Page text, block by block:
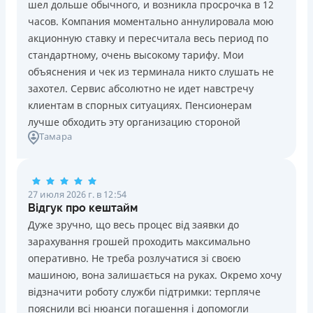
Погашение
В кассах и терминалах отделений
Оплата на расчетный счёт
Онлайн (через сайт или интернет-банкинг)
Через терминалы самообслуживания
Лицензия НБУ
Лицензия НБУ №10
Вся информация о кредите
ПОЛУЧИТЬ ЗАЙМ
Возраст
18 - 70 лет
Преимущества
Сниженная процентная ставка 0,01% в день для
новых клиентов на период от 3 до 30 дней (после
этого стандартная ставка 1%)
Запрашиваются только данные паспорта, ИНН, номер
банковской карты и телефона
проблемной кредитной историей.
Переводятся деньги на банковскую карту сразу после
подписания электронного договора о предоставлении
кредита
Дарятся скидки до -99% постоянным клиентам на
будущие кредиты согласно программе лояльности
Программа лояльности для постоянных клиентов
Круглосуточная поддержка в Viber, Telegram,
шел дольше обычного, и возникла просрочка в 12
часов. Компания моментально аннулировала мою
акционную ставку и пересчитала весь период по
стандартному, очень высокому тарифу. Мои
объяснения и чек из терминала никто слушать не
захотел. Сервис абсолютно не идет навстречу
клиентам в спорных ситуациях. Пенсионерам
лучше обходить эту организацию стороной
Тамара
27 июля 2026 г. в 12:54
Відгук про кештайм
Дуже зручно, що весь процес від заявки до
зарахування грошей проходить максимально
оперативно. Не треба розлучатися зі своєю
машиною, вона залишається на руках. Окремо хочу
відзначити роботу служби підтримки: терпляче
пояснили всі нюанси погашення і допомогли